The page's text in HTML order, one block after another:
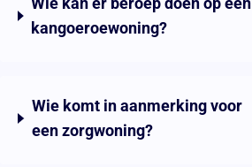
kangoeroewoning?
Wie komt in aanmerking voor
een zorgwoning?